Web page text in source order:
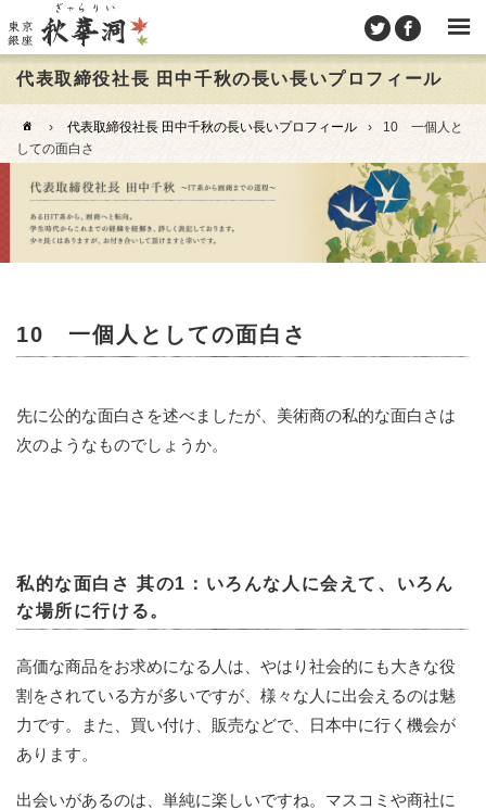
代表取締役社長 田中千秋の長い長いプロフィール
› 代表取締役社長 田中千秋の長い長いプロフィール ›
10 一個人と
しての面白さ
10 一個人としての面白さ
先に公的な面白さを述べましたが、美術商の私的な面白さは
次のようなものでしょうか。
私的な面白さ 其の1：いろんな人に会えて、いろん
な場所に行ける。
高価な商品をお求めになる人は、やはり社会的にも大きな役
割をされている方が多いですが、様々な人に出会えるのは魅
力です。また、買い付け、販売などで、日本中に行く機会が
あります。
出会いがあるのは、単純に楽しいですね。マスコミや商社に